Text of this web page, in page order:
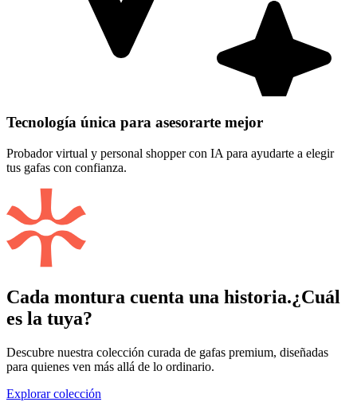
Tecnología única para asesorarte mejor
Probador virtual y personal shopper con IA para ayudarte a elegir
tus gafas con confianza.
Cada montura cuenta una historia.¿Cuál
es la tuya?
Descubre nuestra colección curada de gafas premium, diseñadas
para quienes ven más allá de lo ordinario.
Explorar colección